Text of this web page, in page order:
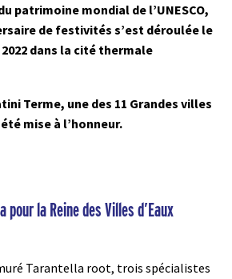
patrimoine mondial de l’UNESCO,
de festivités s’est déroulée le
dans la cité thermale
Terme, une des 11 Grandes villes
mise à l’honneur.
pour la Reine des Villes d’Eaux
Tarantella root, trois spécialistes